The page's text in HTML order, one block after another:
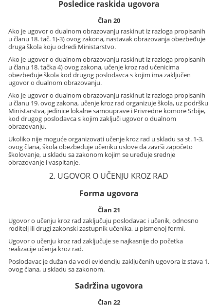
Posledice raskida ugovora
Član 20
Ako je ugovor o dualnom obrazovanju raskinut iz razloga propisanih
u članu 18. tač. 1)-3) ovog zakona, nastavak obrazovanja obezbeđuje
druga škola koju odredi Ministarstvo.
Ako je ugovor o dualnom obrazovanju raskinut iz razloga propisanih
u članu 18. tačka 4) ovog zakona, učenje kroz rad učenicima
obezbeđuje škola kod drugog poslodavca s kojim ima zaključen
ugovor o dualnom obrazovanju.
Ako je ugovor o dualnom obrazovanju raskinut iz razloga propisanih
u članu 19. ovog zakona, učenje kroz rad organizuje škola, uz podršku
Ministarstva, jedinice lokalne samouprave i Privredne komore Srbije,
kod drugog poslodavca s kojim zaključi ugovor o dualnom
obrazovanju.
Ukoliko nije moguće organizovati učenje kroz rad u skladu sa st. 1-3.
ovog člana, škola obezbeđuje učeniku uslove da završi započeto
školovanje, u skladu sa zakonom kojim se uređuje srednje
obrazovanje i vaspitanje.
2. UGOVOR O UČENJU KROZ RAD
Forma ugovora
Član 21
Ugovor o učenju kroz rad zaključuju poslodavac i učenik, odnosno
roditelj ili drugi zakonski zastupnik učenika, u pismenoj formi.
Ugovor o učenju kroz rad zaključuje se najkasnije do početka
realizacije učenja kroz rad.
Poslodavac je dužan da vodi evidenciju zaključenih ugovora iz stava 1.
ovog člana, u skladu sa zakonom.
Sadržina ugovora
Član 22